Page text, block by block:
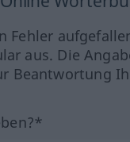
Fehler
aus. Die
Beantwortung